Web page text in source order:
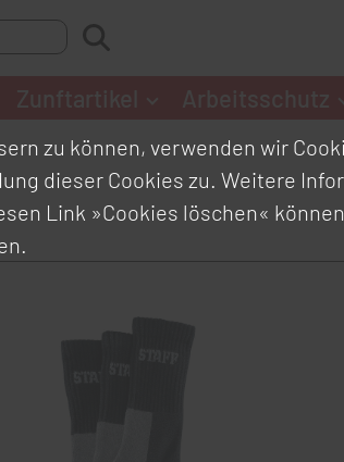
zu können, verwenden wir
dieser Cookies zu. Weitere
Link »Cookies löschen«